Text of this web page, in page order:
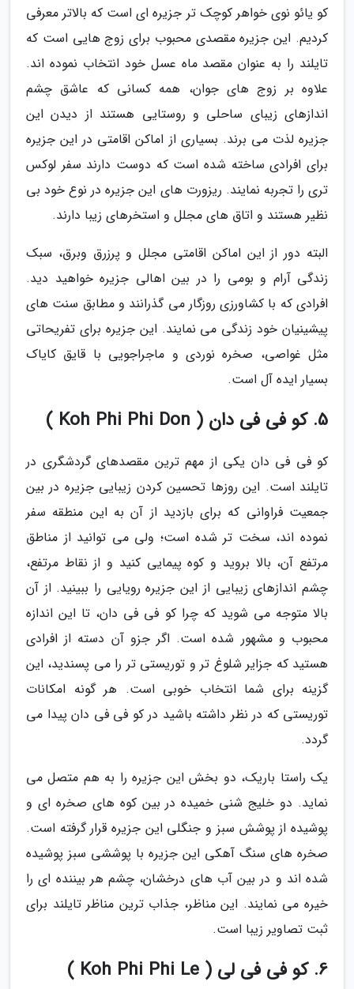
کو یائو نوی خواهر کوچک تر جزیره ای است که بالاتر معرفی
کردیم. این جزیره مقصدی محبوب برای زوج هایی است که
تایلند را به عنوان مقصد ماه عسل خود انتخاب نموده اند.
علاوه بر زوج های جوان، همه کسانی که عاشق چشم
اندازهای زیبای ساحلی و روستایی هستند از دیدن این
جزیره لذت می برند. بسیاری از اماکن اقامتی در این جزیره
برای افرادی ساخته شده است که دوست دارند سفر لوکس
تری را تجربه نمایند. ریزورت های این جزیره در نوع خود بی
نظیر هستند و اتاق های مجلل و استخرهای زیبا دارند.
البته دور از این اماکن اقامتی مجلل و پرزرق وبرق، سبک
زندگی آرام و بومی را در بین اهالی جزیره خواهید دید.
افرادی که با کشاورزی روزگار می گذرانند و مطابق سنت های
پیشینیان خود زندگی می نمایند. این جزیره برای تفریحاتی
مثل غواصی، صخره نوردی و ماجراجویی با قایق کایاک
بسیار ایده آل است.
5. کو فی فی دان ( Koh Phi Phi Don )
کو فی فی دان یکی از مهم ترین مقصدهای گردشگری در
تایلند است. این روزها تحسین کردن زیبایی جزیره در بین
جمعیت فراوانی که برای بازدید از آن به این منطقه سفر
نموده اند، سخت تر شده است؛ ولی می توانید از مناطق
مرتفع آن، بالا بروید و کوه پیمایی کنید و از نقاط مرتفع،
چشم اندازهای زیبایی از این جزیره رویایی را ببینید. از آن
بالا متوجه می شوید که چرا کو فی فی دان، تا این اندازه
محبوب و مشهور شده است. اگر جزو آن دسته از افرادی
هستید که جزایر شلوغ تر و توریستی تر را می پسندید، این
گزینه برای شما انتخاب خوبی است. هر گونه امکانات
توریستی که در نظر داشته باشید در کو فی فی دان پیدا می
گردد.
یک راستا باریک، دو بخش این جزیره را به هم متصل می
نماید. دو خلیج شنی خمیده در بین کوه های صخره ای و
پوشیده از پوشش سبز و جنگلی این جزیره قرار گرفته است.
صخره های سنگ آهکی این جزیره با پوششی سبز پوشیده
شده اند و در بین آب های درخشان، چشم هر بیننده ای را
خیره می نمایند. این مناظر، جذاب ترین مناظر تایلند برای
ثبت تصاویر زیبا است.
6. کو فی فی لی ( Koh Phi Phi Le )